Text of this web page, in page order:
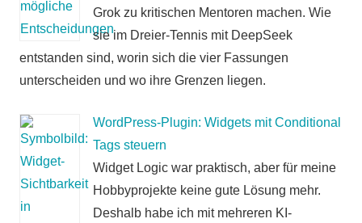
Grok zu kritischen Mentoren machen. Wie
sie im Dreier-Tennis mit DeepSeek
entstanden sind, worin sich die vier Fassungen
unterscheiden und wo ihre Grenzen liegen.
WordPress-Plugin: Widgets mit Conditional
Tags steuern
Widget Logic war praktisch, aber für meine
Hobbyprojekte keine gute Lösung mehr.
Deshalb habe ich mit mehreren KI-